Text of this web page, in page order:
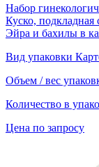
Набор
Куско,
Эйра и бахилы в
Вид упаковки
Объем / вес
Количество в
Цена по запросу